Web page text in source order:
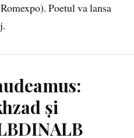
Poetul va lansa
și